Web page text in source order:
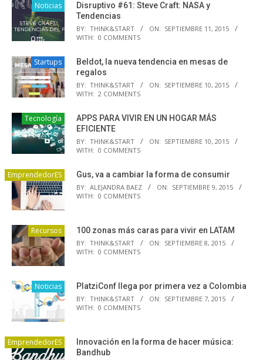
Noticias
Disruptivo #61: Steve Craft: NASA y
Tendencias
BY: THINK&START ON: SEPTIEMBRE 11, 2015
WITH: 0 COMMENTS
Startups
Beldot, la nueva tendencia en mesas de
regalos
BY: THINK&START ON: SEPTIEMBRE 10, 2015
WITH: 2 COMMENTS
Tecnología
APPS PARA VIVIR EN UN HOGAR MÁS
EFICIENTE
BY: THINK&START ON: SEPTIEMBRE 10, 2015
WITH: 0 COMMENTS
EmprendedorES Gus, va a cambiar la forma de consumir
BY: ALEJANDRA BAEZ ON: SEPTIEMBRE 9, 2015
WITH: 0 COMMENTS
Recursos 100 zonas más caras para vivir en LATAM
BY: THINK&START ON: SEPTIEMBRE 8, 2015
WITH: 0 COMMENTS
Noticias PlatziConf llega por primera vez a Colombia
BY: THINK&START ON: SEPTIEMBRE 7, 2015
WITH: 0 COMMENTS
EmprendedorES
Innovación en la forma de hacer música:
Bandhub